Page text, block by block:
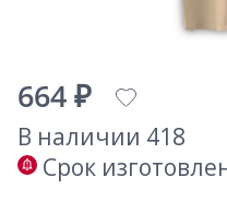
664 ₽
В наличии 418
Срок